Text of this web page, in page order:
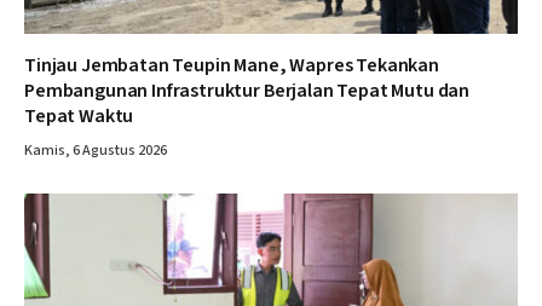
Tinjau Jembatan Teupin Mane, Wapres Tekankan
Pembangunan Infrastruktur Berjalan Tepat Mutu dan
Tepat Waktu
Kamis, 6 Agustus 2026